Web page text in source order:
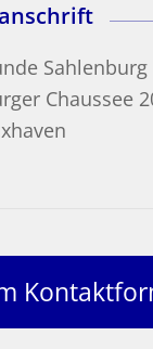
Sahlenburg
Chaussee